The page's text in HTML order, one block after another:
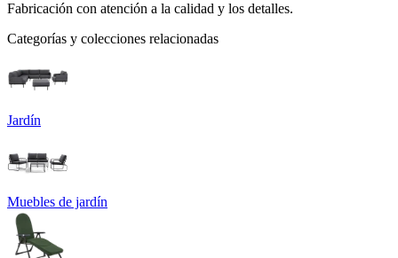
Fabricación con atención a la calidad y los detalles.
Categorías y colecciones relacionadas
Jardín
Muebles de jardín